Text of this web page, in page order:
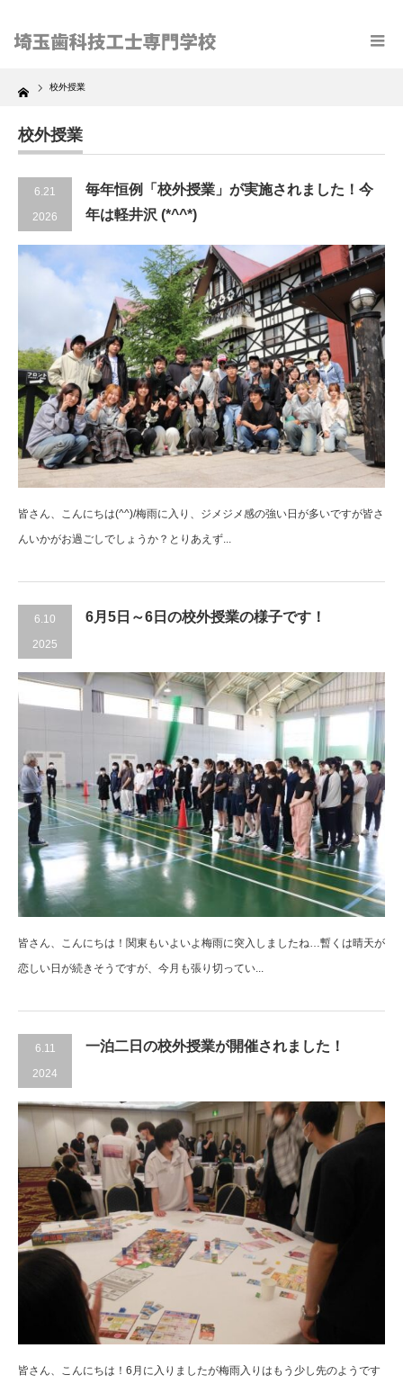
Home 校外授業
校外授業
6.21
2026
毎年恒例「校外授業」が実施されました！今
年は軽井沢 (*^^*)
皆さん、こんにちは(^^)/梅雨に入り、ジメジメ感の強い日が多いですが皆さ
んいかがお過ごしでしょうか？とりあえず...
6.10
2025
6月5日～6日の校外授業の様子です！
皆さん、こんにちは！関東もいよいよ梅雨に突入しましたね…暫くは晴天が
恋しい日が続きそうですが、今月も張り切ってい...
6.11
2024
一泊二日の校外授業が開催されました！
皆さん、こんにちは！6月に入りましたが梅雨入りはもう少し先のようです